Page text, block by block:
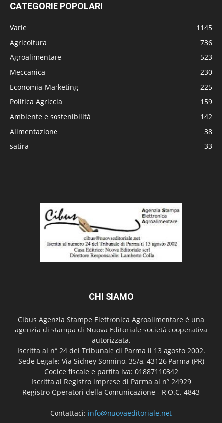
CATEGORIE POPOLARI
Varie
1145
Agricoltura
736
Agroalimentare
523
Meccanica
230
Economia-Marketing
225
Politica Agricola
159
Ambiente e sostenibilità
142
Alimentazione
38
satira
33
CHI SIAMO
Cibus Agenzia Stampe Elettronica Agroalimentare è una
agenzia di stampa di Nuova Editoriale società cooperativa
autorizzata.
Iscritta al n° 24 del Tribunale di Parma il 13 agosto 2002.
Sede Legale: Via Sidney Sonnino, 35/a, 43126 Parma (PR)
Codice fiscale e partita iva: 01887110342
Iscritta al Registro imprese di Parma al n° 24929
Registro Operatori della Comunicazione - R.O.C. 4843
Contattaci: info@nuovaeditoriale.net